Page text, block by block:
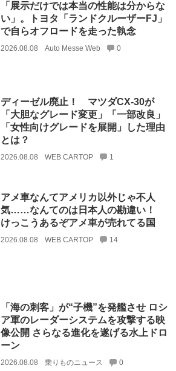
「展示だけでは本当の性能は分からな
い」。トヨタ「ランドクルーザーFJ」
で自らオフロードを走った執念
2026.08.08 Auto Messe Web 0
ディーゼル廃止！ マツダCX-30が
「大胆なグレード変更」「一部改良」
「女性向けグレードを展開」した理由
とは？
2026.08.08 WEB CARTOP 1
アメ車なんてアメリカ以外じゃ不人
気……なんてのは日本人の勘違い！
けっこうあるぞアメ車が売れてる国
2026.08.08 WEB CARTOP 14
「海の刺客」が“子機”を発艦させ ロシ
ア軍のレーダーシステムを攻撃する映
像公開 さらなる進化を遂げる水上ドロ
ーン
2026.08.08 乗りものニュース 0